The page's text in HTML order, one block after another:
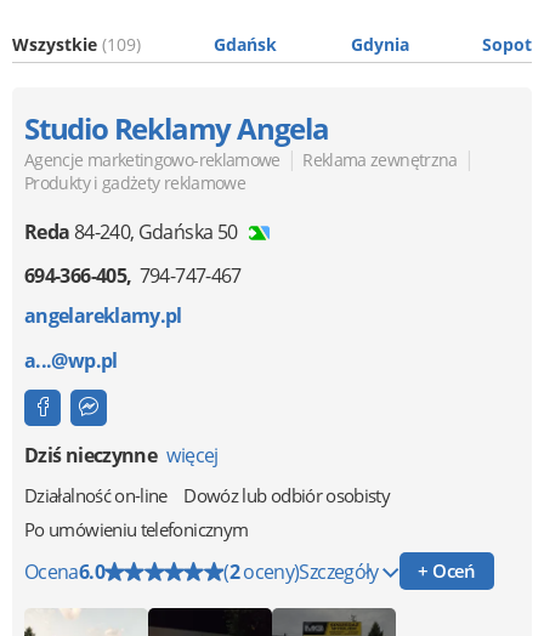
Wszystkie (109) Gdańsk Gdynia Sopot
Studio Reklamy Angela
Agencje marketingowo-reklamowe | Reklama zewnętrzna |
Produkty i gadżety reklamowe
Reda84-240, Gdańska 50
694-366-405 794-747-467
angelareklamy.pl
a...@wp.pl
Dziś nieczynne więcej
Działalność on-line
Dowóz lub odbiór osobisty
Po umówieniu telefonicznym
Ocena6.0 (2oceny)Szczegóły + Oceń